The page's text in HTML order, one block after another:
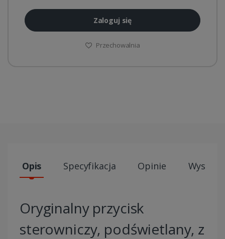
Zaloguj się
Przechowalnia
Opis Specyfikacja Opinie Wysyłki
Oryginalny przycisk
sterowniczy, podświetlany, z